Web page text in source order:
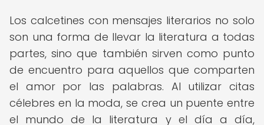
Los calcetines con mensajes literarios no solo
son una forma de llevar la literatura a todas
partes, sino que también sirven como punto
de encuentro para aquellos que comparten
el amor por las palabras. Al utilizar citas
célebres en la moda, se crea un puente entre
el mundo de la literatura y el día a día,